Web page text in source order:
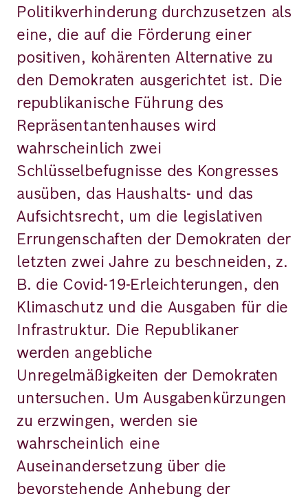
Politikverhinderung durchzusetzen als
eine, die auf die Förderung einer
positiven, kohärenten Alternative zu
den Demokraten ausgerichtet ist. Die
republikanische Führung des
Repräsentantenhauses wird
wahrscheinlich zwei
Schlüsselbefugnisse des Kongresses
ausüben, das Haushalts- und das
Aufsichtsrecht, um die legislativen
Errungenschaften der Demokraten der
letzten zwei Jahre zu beschneiden, z.
B. die Covid-19-Erleichterungen, den
Klimaschutz und die Ausgaben für die
Infrastruktur. Die Republikaner
werden angebliche
Unregelmäßigkeiten der Demokraten
untersuchen. Um Ausgabenkürzungen
zu erzwingen, werden sie
wahrscheinlich eine
Auseinandersetzung über die
bevorstehende Anhebung der